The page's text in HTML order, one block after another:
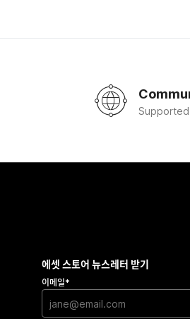
에셋 스토어 뉴스레터 받기
이메일*